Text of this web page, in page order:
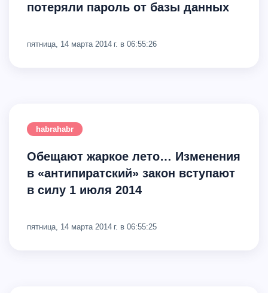
потеряли пароль от базы данных
пятница, 14 марта 2014 г. в 06:55:26
habrahabr
Обещают жаркое лето… Изменения
в «антипиратский» закон вступают
в силу 1 июля 2014
пятница, 14 марта 2014 г. в 06:55:25